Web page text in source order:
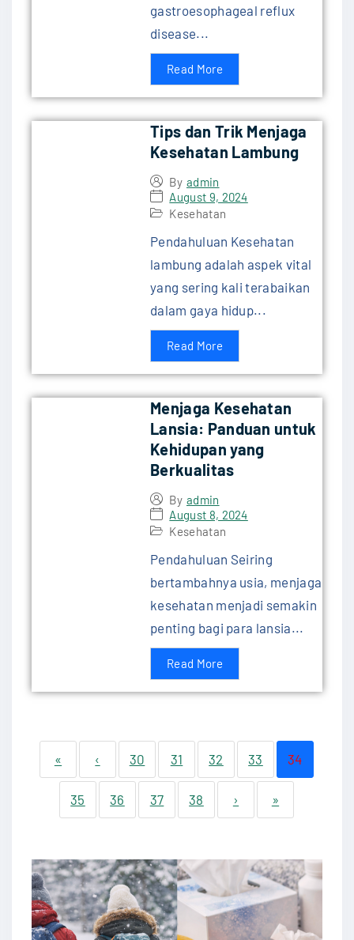
gastroesophageal reflux
disease...
Read More
Tips dan Trik Menjaga
Kesehatan Lambung
By admin
August 9, 2024
Kesehatan
Pendahuluan Kesehatan
lambung adalah aspek vital
yang sering kali terabaikan
dalam gaya hidup...
Read More
Menjaga Kesehatan
Lansia: Panduan untuk
Kehidupan yang
Berkualitas
By admin
August 8, 2024
Kesehatan
Pendahuluan Seiring
bertambahnya usia, menjaga
kesehatan menjadi semakin
penting bagi para lansia...
Read More
« ‹ 30 31 32 33 34
35 36 37 38 › »